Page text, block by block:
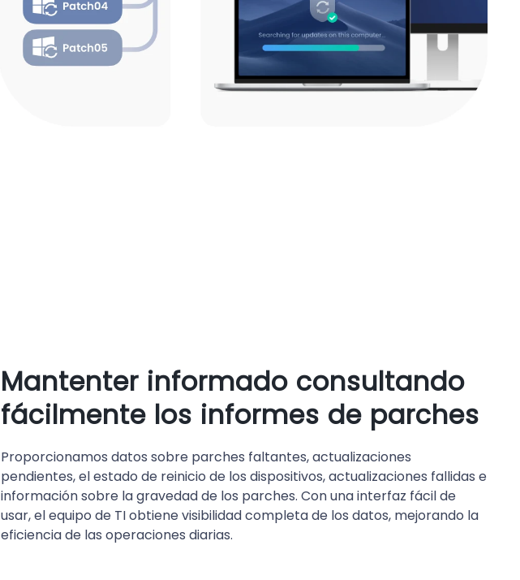
Mantenter informado consultando
fácilmente los informes de parches
Proporcionamos datos sobre parches faltantes, actualizaciones
pendientes, el estado de reinicio de los dispositivos, actualizaciones fallidas e
información sobre la gravedad de los parches. Con una interfaz fácil de
usar, el equipo de TI obtiene visibilidad completa de los datos, mejorando la
eficiencia de las operaciones diarias.